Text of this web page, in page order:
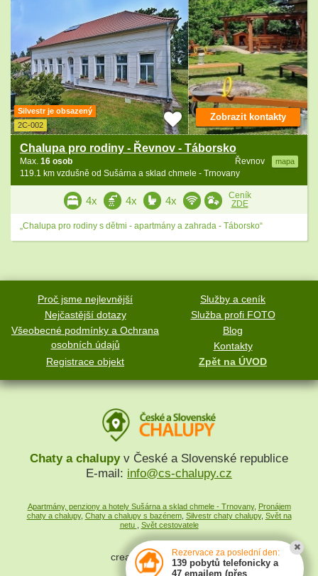
Silvestr je obsazený
2C-002
Chalupa pro rodiny - Řevnov - Táborsko
Řevnov mapa
Max. 16 osob
119.1 km vzdušně od Sušárna a sklad chmele - Trnovany
Zobrazit kontakty
4x 4x 4x
Ceník
ZDE
„Chalupa pro rodiny s dětmi - apartmány a zahrada - Táborsko“
Proč jsme nejlevnější
Služby a ceník
Nejčastější dotazy
Služba profi FOTO
Všeobecné podmínky a Ochrana
osobních údajů
Blog
Kontakty
Registrace objekt
Zpět na ÚVOD
Chaty a chalupyv České a Slovenské republice
E-mail: info@cs-chalupy.cz
Apartmány, penziony a hotely Sušárna a sklad chmele - Trnovany, Pronájem
chaty a chalupy, Chaty a chalupy s bazénem, Silvestr chaty chalupy, Svět na
netu
Svět cestovatele
created bySYMPACT
Rezervace za poslední den:
139 pobytů telefonicky a
47 emailem (přes